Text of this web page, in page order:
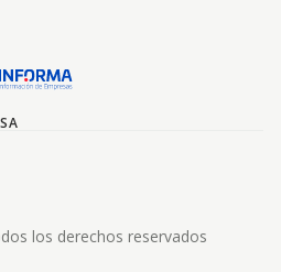
los derechos reservados